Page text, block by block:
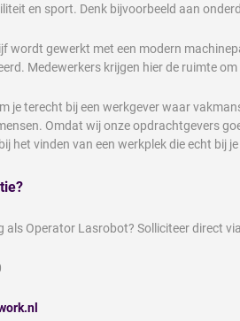
en sport. Denk bijvoorbeeld aan
wordt gewerkt met een modern
Medewerkers krijgen hier de ruimte
je terecht bij een werkgever waar
Omdat wij onze opdrachtgevers
het vinden van een werkplek die echt bij
als Operator Lasrobot? Solliciteer direct